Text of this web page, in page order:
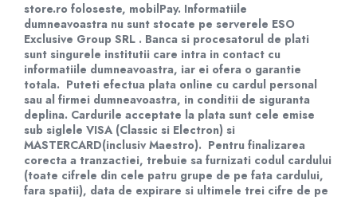
Surse de iluminat
Becuri LED
Aplice LED
Lanterne
Lampi
Kit-uri vlogging
Electrice
Convertoare tensiune
Prelungitoare
Cabluri USB
Baterii Zinc-Aer
store.ro foloseste, mobilPay. Informatiile
dumneavoastra nu sunt stocate pe serverele ESO
Exclusive Group SRL . Banca si procesatorul de plati
sunt singurele institutii care intra in contact cu
informatiile dumneavoastra, iar ei ofera o garantie
totala. Puteti efectua plata online cu cardul personal
sau al firmei dumneavoastra, in conditii de siguranta
deplina. Cardurile acceptate la plata sunt cele emise
sub siglele VISA (Classic si Electron) si
MASTERCARD(inclusiv Maestro). Pentru finalizarea
corecta a tranzactiei, trebuie sa furnizati codul cardului
(toate cifrele din cele patru grupe de pe fata cardului,
fara spatii), data de expirare si ultimele trei cifre de pe